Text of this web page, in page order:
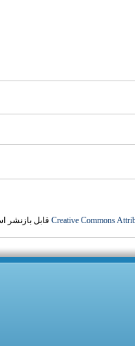
Creative Commons قابل بازنشر